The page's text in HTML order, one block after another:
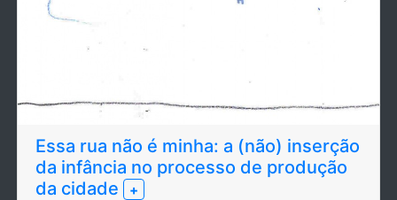
Essa rua não é minha: a (não) inserção
da infância no processo de produção
da cidade
+